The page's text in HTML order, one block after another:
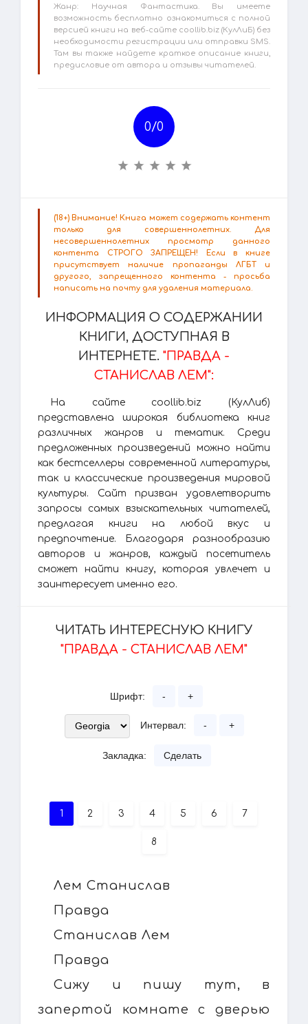
Жанр: Научная Фантастика. Вы имеете
возможность бесплатно ознакомиться с полной
версией книги на веб-сайте coollib.biz (КулЛиБ) без
необходимости регистрации или отправки SMS.
Там вы также найдете краткое описание книги,
предисловие от автора и отзывы читателей.
0/0
(18+) Внимание! Книга может содержать контент
только для совершеннолетних. Для
несовершеннолетних просмотр данного
контента СТРОГО ЗАПРЕЩЕН! Если в книге
присутствует наличие пропаганды ЛГБТ и
другого, запрещенного контента - просьба
написать на почту для удаления материала.
ИНФОРМАЦИЯ О СОДЕРЖАНИИ
КНИГИ, ДОСТУПНАЯ В
ИНТЕРНЕТЕ. "ПРАВДА -
СТАНИСЛАВ ЛЕМ":
На сайте coollib.biz (КулЛиб)
представлена широкая библиотека книг
различных жанров и тематик. Среди
предложенных произведений можно найти
как бестселлеры современной литературы,
так и классические произведения мировой
культуры. Сайт призван удовлетворить
запросы самых взыскательных читателей,
предлагая книги на любой вкус и
предпочтение. Благодаря разнообразию
авторов и жанров, каждый посетитель
сможет найти книгу, которая увлечет и
заинтересует именно его.
ЧИТАТЬ ИНТЕРЕСНУЮ КНИГУ
"ПРАВДА - СТАНИСЛАВ ЛЕМ"
Шрифт: - +
Интервал: - +
Закладка: Сделать
1 2 3 4 5 6 7
8
Лем Станислав
Правда
Станислав Лем
Правда
Сижу и пишу тут, в
запертой комнате с дверью